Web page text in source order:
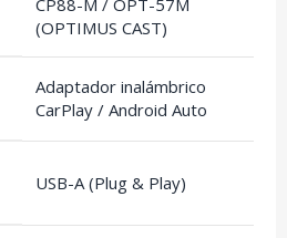
CP88-M / OPT-57M
(OPTIMUS CAST)
Adaptador inalámbrico
CarPlay / Android Auto
USB-A (Plug & Play)